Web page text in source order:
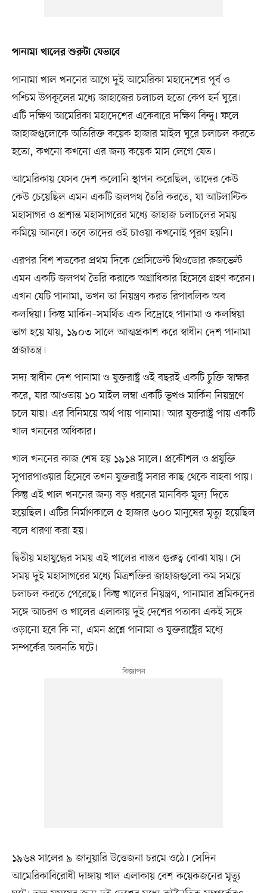
পানামা খালের শুরুটা যেভাবে
পানামা খাল খননের আগে দুই আমেরিকা মহাদেশের পূর্ব ও
পশ্চিম উপকূলের মধ্যে জাহাজের চলাচল হতো কেপ হর্ন ঘুরে।
এটি দক্ষিণ আমেরিকা মহাদেশের একেবারে দক্ষিণ বিন্দু। ফলে
জাহাজগুলোকে অতিরিক্ত কয়েক হাজার মাইল ঘুরে চলাচল করতে
হতো, কখনো কখনো এর জন্য কয়েক মাস লেগে যেত।
আমেরিকায় যেসব দেশ কলোনি স্থাপন করেছিল, তাদের কেউ
কেউ চেয়েছিল এমন একটি জলপথ তৈরি করতে, যা আটলান্টিক
মহাসাগর ও প্রশান্ত মহাসাগরের মধ্যে জাহাজ চলাচলের সময়
কমিয়ে আনবে। তবে তাদের ওই চাওয়া কখনোই পূরণ হয়নি।
এরপর বিশ শতকের প্রথম দিকে প্রেসিডেন্ট থিওডোর রুজভেল্ট
এমন একটি জলপথ তৈরি করাকে অগ্রাধিকার হিসেবে গ্রহণ করেন।
এখন যেটি পানামা, তখন তা নিয়ন্ত্রণ করত রিপাবলিক অব
কলম্বিয়া। কিন্তু মার্কিন–সমর্থিত এক বিদ্রোহে পানামা ও কলম্বিয়া
ভাগ হয়ে যায়, ১৯০৩ সালে আত্মপ্রকাশ করে স্বাধীন দেশ পানামা
প্রজাতন্ত্র।
সদ্য স্বাধীন দেশ পানামা ও যুক্তরাষ্ট্র ওই বছরই একটি চুক্তি স্বাক্ষর
করে, যার আওতায় ১০ মাইল লম্বা একটি ভূখণ্ড মার্কিন নিয়ন্ত্রণে
চলে যায়। এর বিনিময়ে অর্থ পায় পানামা। আর যুক্তরাষ্ট্র পায় একটি
খাল খননের অধিকার।
খাল খননের কাজ শেষ হয় ১৯১৪ সালে। প্রকৌশল ও প্রযুক্তি
সুপারপাওয়ার হিসেবে তখন যুক্তরাষ্ট্র সবার কাছ থেকে বাহবা পায়।
কিন্তু এই খাল খননের জন্য বড় ধরনের মানবিক মূল্য দিতে
হয়েছিল। এটির নির্মাণকালে ৫ হাজার ৬০০ মানুষের মৃত্যু হয়েছিল
বলে ধারণা করা হয়।
দ্বিতীয় মহাযুদ্ধের সময় এই খালের বাস্তব গুরুত্ব বোঝা যায়। সে
সময় দুই মহাসাগরের মধ্যে মিত্রশক্তির জাহাজগুলো কম সময়ে
চলাচল করতে পেরেছে। কিন্তু খালের নিয়ন্ত্রণ, পানামার শ্রমিকদের
সঙ্গে আচরণ ও খালের এলাকায় দুই দেশের পতাকা একই সঙ্গে
ওড়ানো হবে কি না, এমন প্রশ্নে পানামা ও যুক্তরাষ্ট্রের মধ্যে
সম্পর্কের অবনতি ঘটে।
১৯৬৪ সালের ৯ জানুয়ারি উত্তেজনা চরমে ওঠে। সেদিন
আমেরিকাবিরোধী দাঙ্গায় খাল এলাকায় বেশ কয়েকজনের মৃত্যু